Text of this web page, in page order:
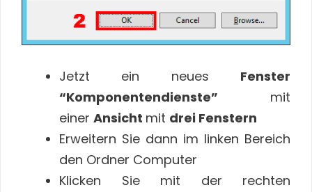
Jetzt ein neues Fenster
“Komponentendienste” mit
einer Ansicht mit drei Fenstern
Erweitern Sie dann im linken Bereich
den Ordner Computer
Klicken Sie mit der rechten